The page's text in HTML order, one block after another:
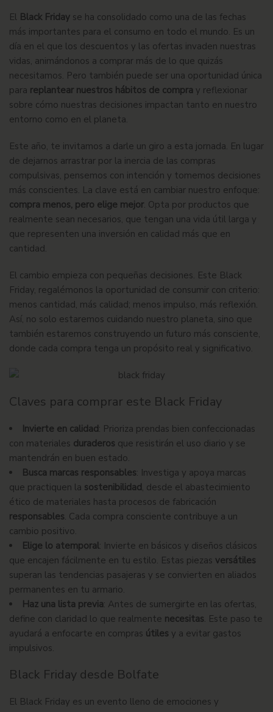
El Black Friday se ha consolidado como una de las fechas
más importantes para el consumo en todo el mundo. Es un
día en el que los descuentos y las ofertas invaden nuestras
vidas, animándonos a comprar más de lo que quizás
necesitamos. Pero también puede ser una oportunidad única
para replantear nuestros hábitos de compra y reflexionar
sobre cómo nuestras decisiones impactan tanto en nuestro
entorno como en el planeta.
Este año, te invitamos a darle un giro a esta jornada. En lugar
de dejarnos arrastrar por la inercia de las compras
compulsivas, pensemos con intención y tomemos decisiones
más conscientes. La clave está en cambiar nuestro enfoque:
compra menos, pero elige mejor. Opta por productos que
realmente sean necesarios, que tengan una vida útil larga y
que representen una inversión en calidad más que en
cantidad.
El cambio empieza con pequeñas decisiones. Este Black
Friday, regalémonos la oportunidad de consumir con criterio:
menos cantidad, más calidad; menos impulso, más reflexión.
Así, no solo estaremos cuidando nuestro planeta, sino que
también estaremos construyendo un futuro más consciente,
donde cada compra tenga un propósito real y significativo.
Claves para comprar este Black Friday
Invierte en calidad: Prioriza prendas bien confeccionadas
con materiales duraderos que resistirán el uso diario y se
mantendrán en buen estado.
Busca marcas responsables: Investiga y apoya marcas
que practiquen la sostenibilidad, desde el abastecimiento
ético de materiales hasta procesos de fabricación
responsables. Cada compra consciente contribuye a un
cambio positivo.
Elige lo atemporal: Invierte en básicos y diseños clásicos
que encajen fácilmente en tu estilo. Estas piezas versátiles
superan las tendencias pasajeras y se convierten en aliados
permanentes en tu armario.
Haz una lista previa: Antes de sumergirte en las ofertas,
define con claridad lo que realmente necesitas. Este paso te
ayudará a enfocarte en compras útiles y a evitar gastos
impulsivos.
Black Friday desde Bolfate
El Black Friday es un evento lleno de emociones y